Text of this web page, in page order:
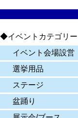
◆イベントカテゴリー
イベント会場設営
選挙用品
ステージ
盆踊り